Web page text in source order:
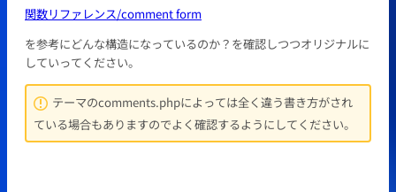
関数リファレンス/comment form
を参考にどんな構造になっているのか？を確認しつつオリジナルに
していってください。
テーマのcomments.phpによっては全く違う書き方がされ
ている場合もありますのでよく確認するようにしてください。